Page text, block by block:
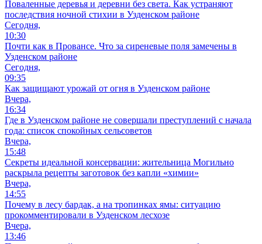
Поваленные деревья и деревни без света. Как устраняют
последствия ночной стихии в Узденском районе
Сегодня,
10:30
Почти как в Провансе. Что за сиреневые поля замечены в
Узденском районе
Сегодня,
09:35
Как защищают урожай от огня в Узденском районе
Вчера,
16:34
Где в Узденском районе не совершали преступлений с начала
года: список спокойных сельсоветов
Вчера,
15:48
Секреты идеальной консервации: жительница Могильно
раскрыла рецепты заготовок без капли «химии»
Вчера,
14:55
Почему в лесу бардак, а на тропинках ямы: ситуацию
прокомментировали в Узденском лесхозе
Вчера,
13:46